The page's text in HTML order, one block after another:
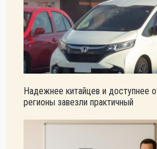
Надежнее китайцев и доступнее
регионы завезли практичный